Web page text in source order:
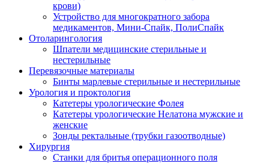
крови)
Устройство для многократного забора
медикаментов, Мини-Спайк, ПолиСпайк
Отоларингология
Шпатели медицинские стерильные и
нестерильные
Перевязочные материалы
Бинты марлевые стерильные и нестерильные
Урология и проктология
Катетеры урологические Фолея
Катетеры урологические Нелатона мужские и
женские
Зонды ректальные (трубки газоотводные)
Хирургия
Станки для бритья операционного поля